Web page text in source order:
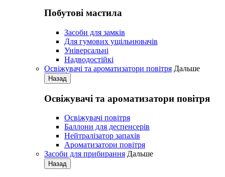
Побутові мастила
Засоби для замків
Для гумових ущільнювачів
Універсальні
Надводостійкі
Освіжувачі та ароматизатори повітря Дальше
Назад
Освіжувачі та ароматизатори повітря
Освіжувачі повітря
Баллони для деспенсерів
Нейтралізатор запахів
Ароматизатори повітря
Засоби для прибирання Дальше
Назад